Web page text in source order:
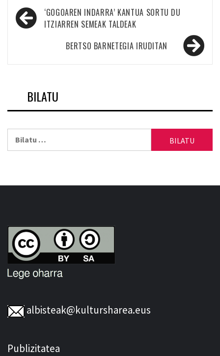
Bidalketetan
zehar
‘GOGOAREN INDARRA’ KANTUA SORTU DU
ITZIARREN SEMEAK TALDEAK
BERTSO BARNETEGIA IRUDITAN
BILATU
albisteak@kultursharea.eus
Publizitatea